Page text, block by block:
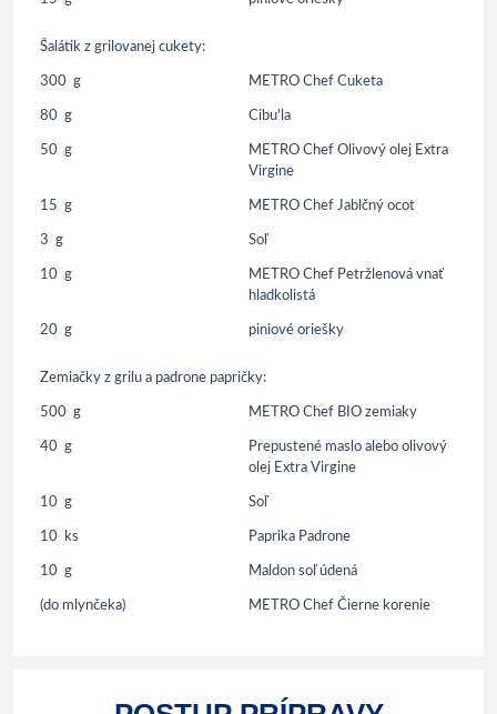
Šalátik z grilovanej cukety:
300 g METRO Chef Cuketa
80 g Cibu'la
50 g
METRO Chef Olivový olej Extra
Virgine
15 g METRO Chef Jablčný ocot
3 g Soľ
10 g
METRO Chef Petržlenová vnať
hladkolistá
20 g piniové oriešky
Zemiačky z grilu a padrone papričky:
500 g METRO Chef BIO zemiaky
40 g
Prepustené maslo alebo olivový
olej Extra Virgine
10 g Soľ
10 ks Paprika Padrone
10 g Maldon soľ údená
(do mlynčeka) METRO Chef Čierne korenie